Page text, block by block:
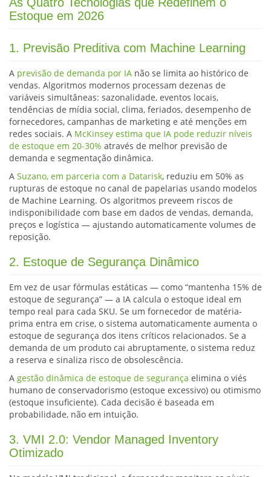
As Quatro Tecnologias que Redefinem o
Estoque em 2026
1. Previsão Preditiva com Machine Learning
A previsão de demanda por IA não se limita ao histórico de
vendas. Algoritmos modernos processam dezenas de
variáveis simultâneas: sazonalidade, eventos locais,
tendências de mídia social, clima, feriados, desempenho de
fornecedores, campanhas de marketing e até menções em
redes sociais. A McKinsey estima que IA pode reduzir níveis
de estoque em 20-30% através de melhor previsão de
demanda e segmentação dinâmica.
A Suzano, em parceria com a Datarisk, reduziu em 50% as
rupturas de estoque no canal de papelarias usando modelos
de Machine Learning. Os algoritmos preveem riscos de
indisponibilidade com base em dados de vendas, demanda,
preços e logística — ajustando automaticamente volumes de
reposição.
2. Estoque de Segurança Dinâmico
Em vez de usar fórmulas estáticas — como “mantenha 15% de
estoque de segurança” — a IA calcula o estoque ideal em
tempo real para cada SKU. Se um fornecedor de matéria-
prima entra em crise, o sistema automaticamente aumenta o
estoque de segurança dos itens críticos relacionados. Se a
demanda de um produto cai abruptamente, o sistema reduz
a reserva e sinaliza risco de obsolescência.
A gestão dinâmica de estoque de segurança elimina o viés
humano de conservadorismo (estoque excessivo) ou otimismo
(estoque insuficiente). Cada decisão é baseada em
probabilidade, não em intuição.
3. VMI 2.0: Vendor Managed Inventory
Otimizado